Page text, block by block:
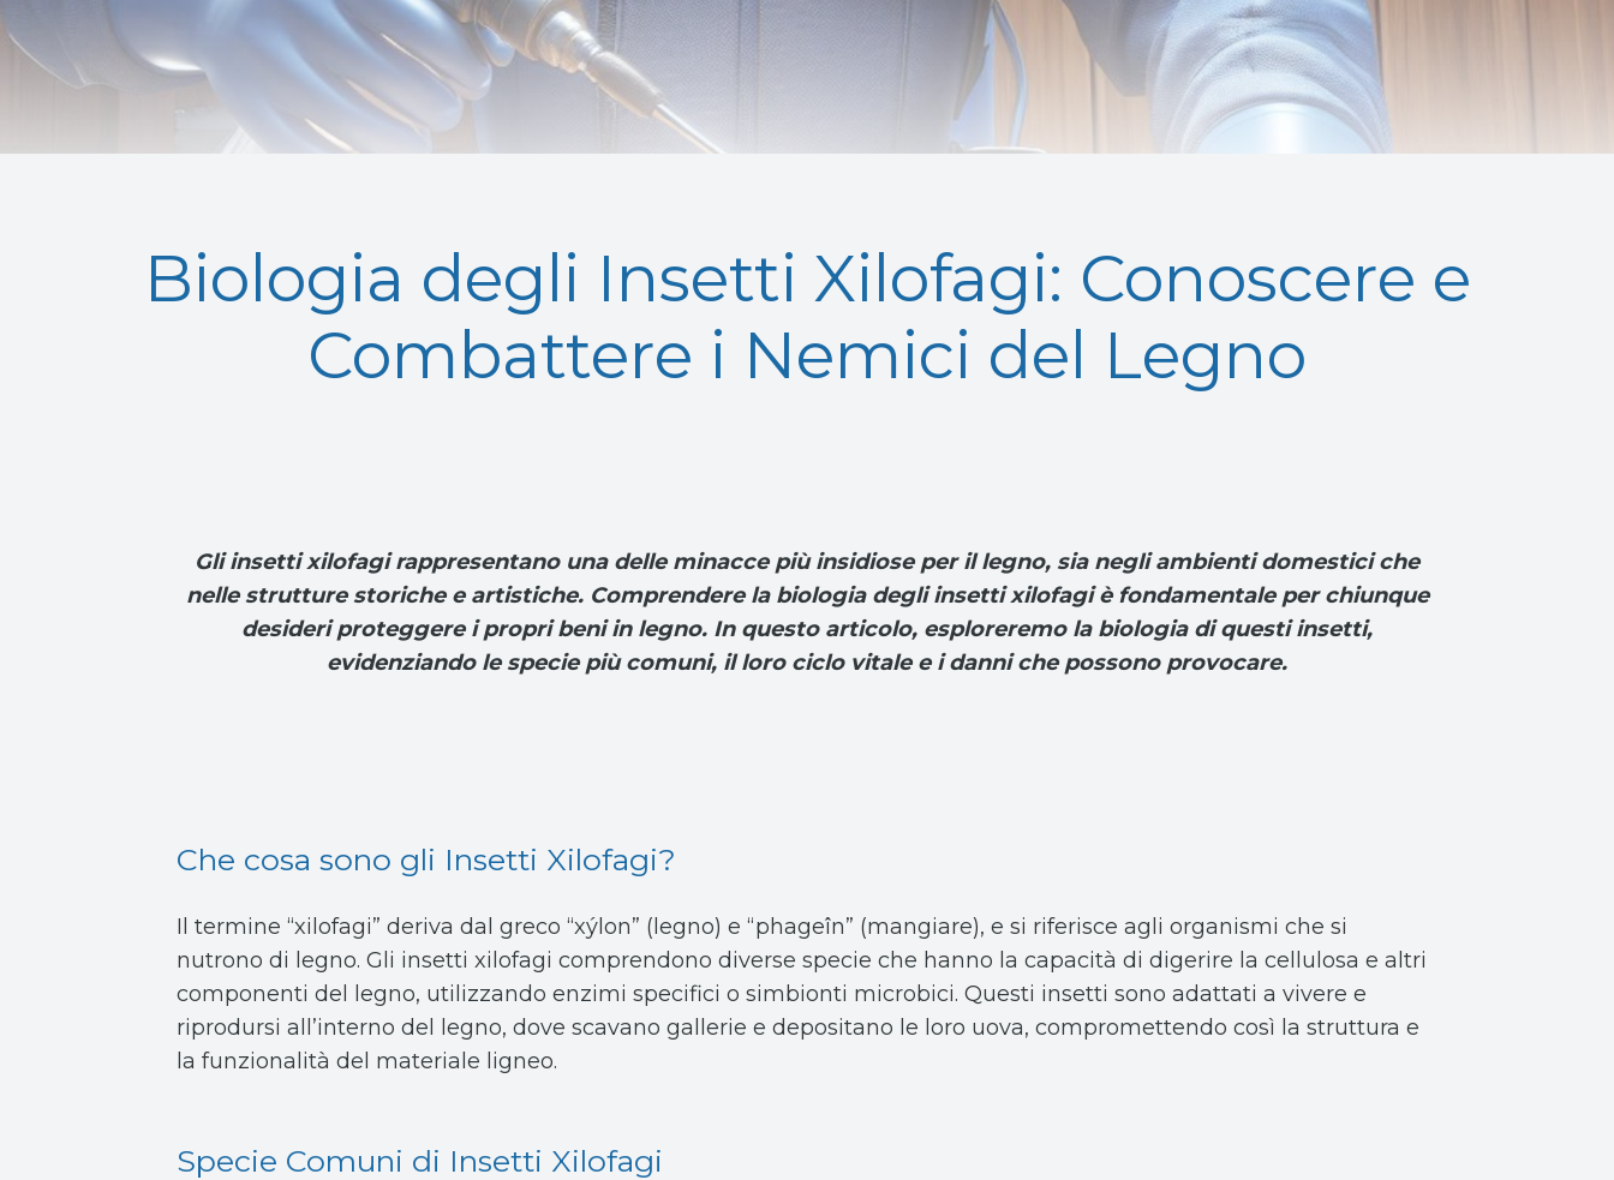
Biologia degli Insetti Xilofagi: Conoscere e
Combattere i Nemici del Legno
Gli insetti xilofagi rappresentano una delle minacce più insidiose per il legno, sia negli ambienti domestici che
nelle strutture storiche e artistiche. Comprendere la biologia degli insetti xilofagi è fondamentale per chiunque
desideri proteggere i propri beni in legno. In questo articolo, esploreremo la biologia di questi insetti,
evidenziando le specie più comuni, il loro ciclo vitale e i danni che possono provocare.
Che cosa sono gli Insetti Xilofagi?
Il termine “xilofagi” deriva dal greco “xýlon” (legno) e “phageîn” (mangiare), e si riferisce agli organismi che si
nutrono di legno. Gli insetti xilofagi comprendono diverse specie che hanno la capacità di digerire la cellulosa e altri
componenti del legno, utilizzando enzimi specifici o simbionti microbici. Questi insetti sono adattati a vivere e
riprodursi all’interno del legno, dove scavano gallerie e depositano le loro uova, compromettendo così la struttura e
la funzionalità del materiale ligneo.
Specie Comuni di Insetti Xilofagi